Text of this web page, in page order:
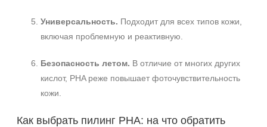
Универсальность. Подходит для всех типов кожи,
включая проблемную и реактивную.
Безопасность летом. В отличие от многих других
кислот, PHA реже повышает фоточувствительность
кожи.
Как выбрать пилинг PHA: на что обратить